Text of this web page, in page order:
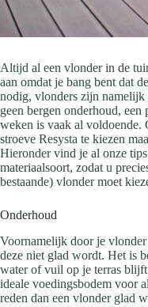
Altijd al een vlonder in de
aan omdat je bang bent dat
nodig, vlonders zijn
geen bergen onderhoud,
weken is vaak al voldoende.
stroeve Resysta te kiezen
Hieronder vind je al onze
materiaalsoort, zodat u
bestaande) vlonder moet
Onderhoud
Voornamelijk door je vlonder
deze niet glad wordt. Het is
water of vuil op je terras
ideale voedingsbodem voor
reden dan een vlonder glad